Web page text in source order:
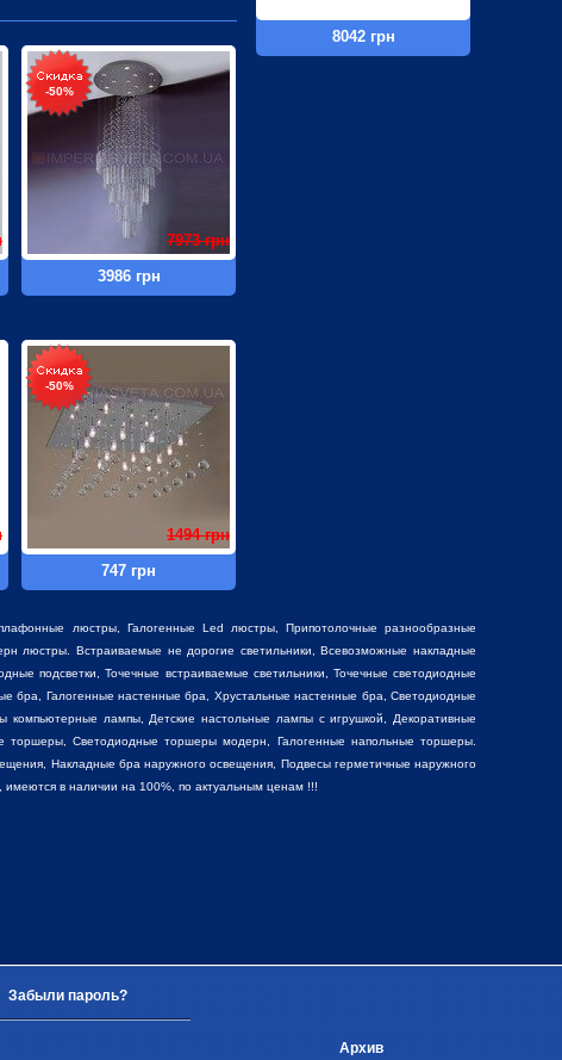
-50%
3986 грн
7973 грн
-50%
747 грн
1494 грн
8042 грн
люстры, Галогенные Led люстры, Припотолочные разнообразные
люстры. Встраиваемые не дорогие светильники, Всевозможные накладные
подсветки, Точечные встраиваемые светильники, Точечные светодиодные
бра, Галогенные настенные бра, Хрустальные настенные бра, Светодиодные
компьютерные лампы, Детские настольные лампы с игрушкой, Декоративные
Светодиодные торшеры модерн, Галогенные напольные торшеры.
Накладные бра наружного освещения, Подвесы герметичные наружного
в наличии на 100%, по актуальным ценам !!!
Архив
Забыли пароль?